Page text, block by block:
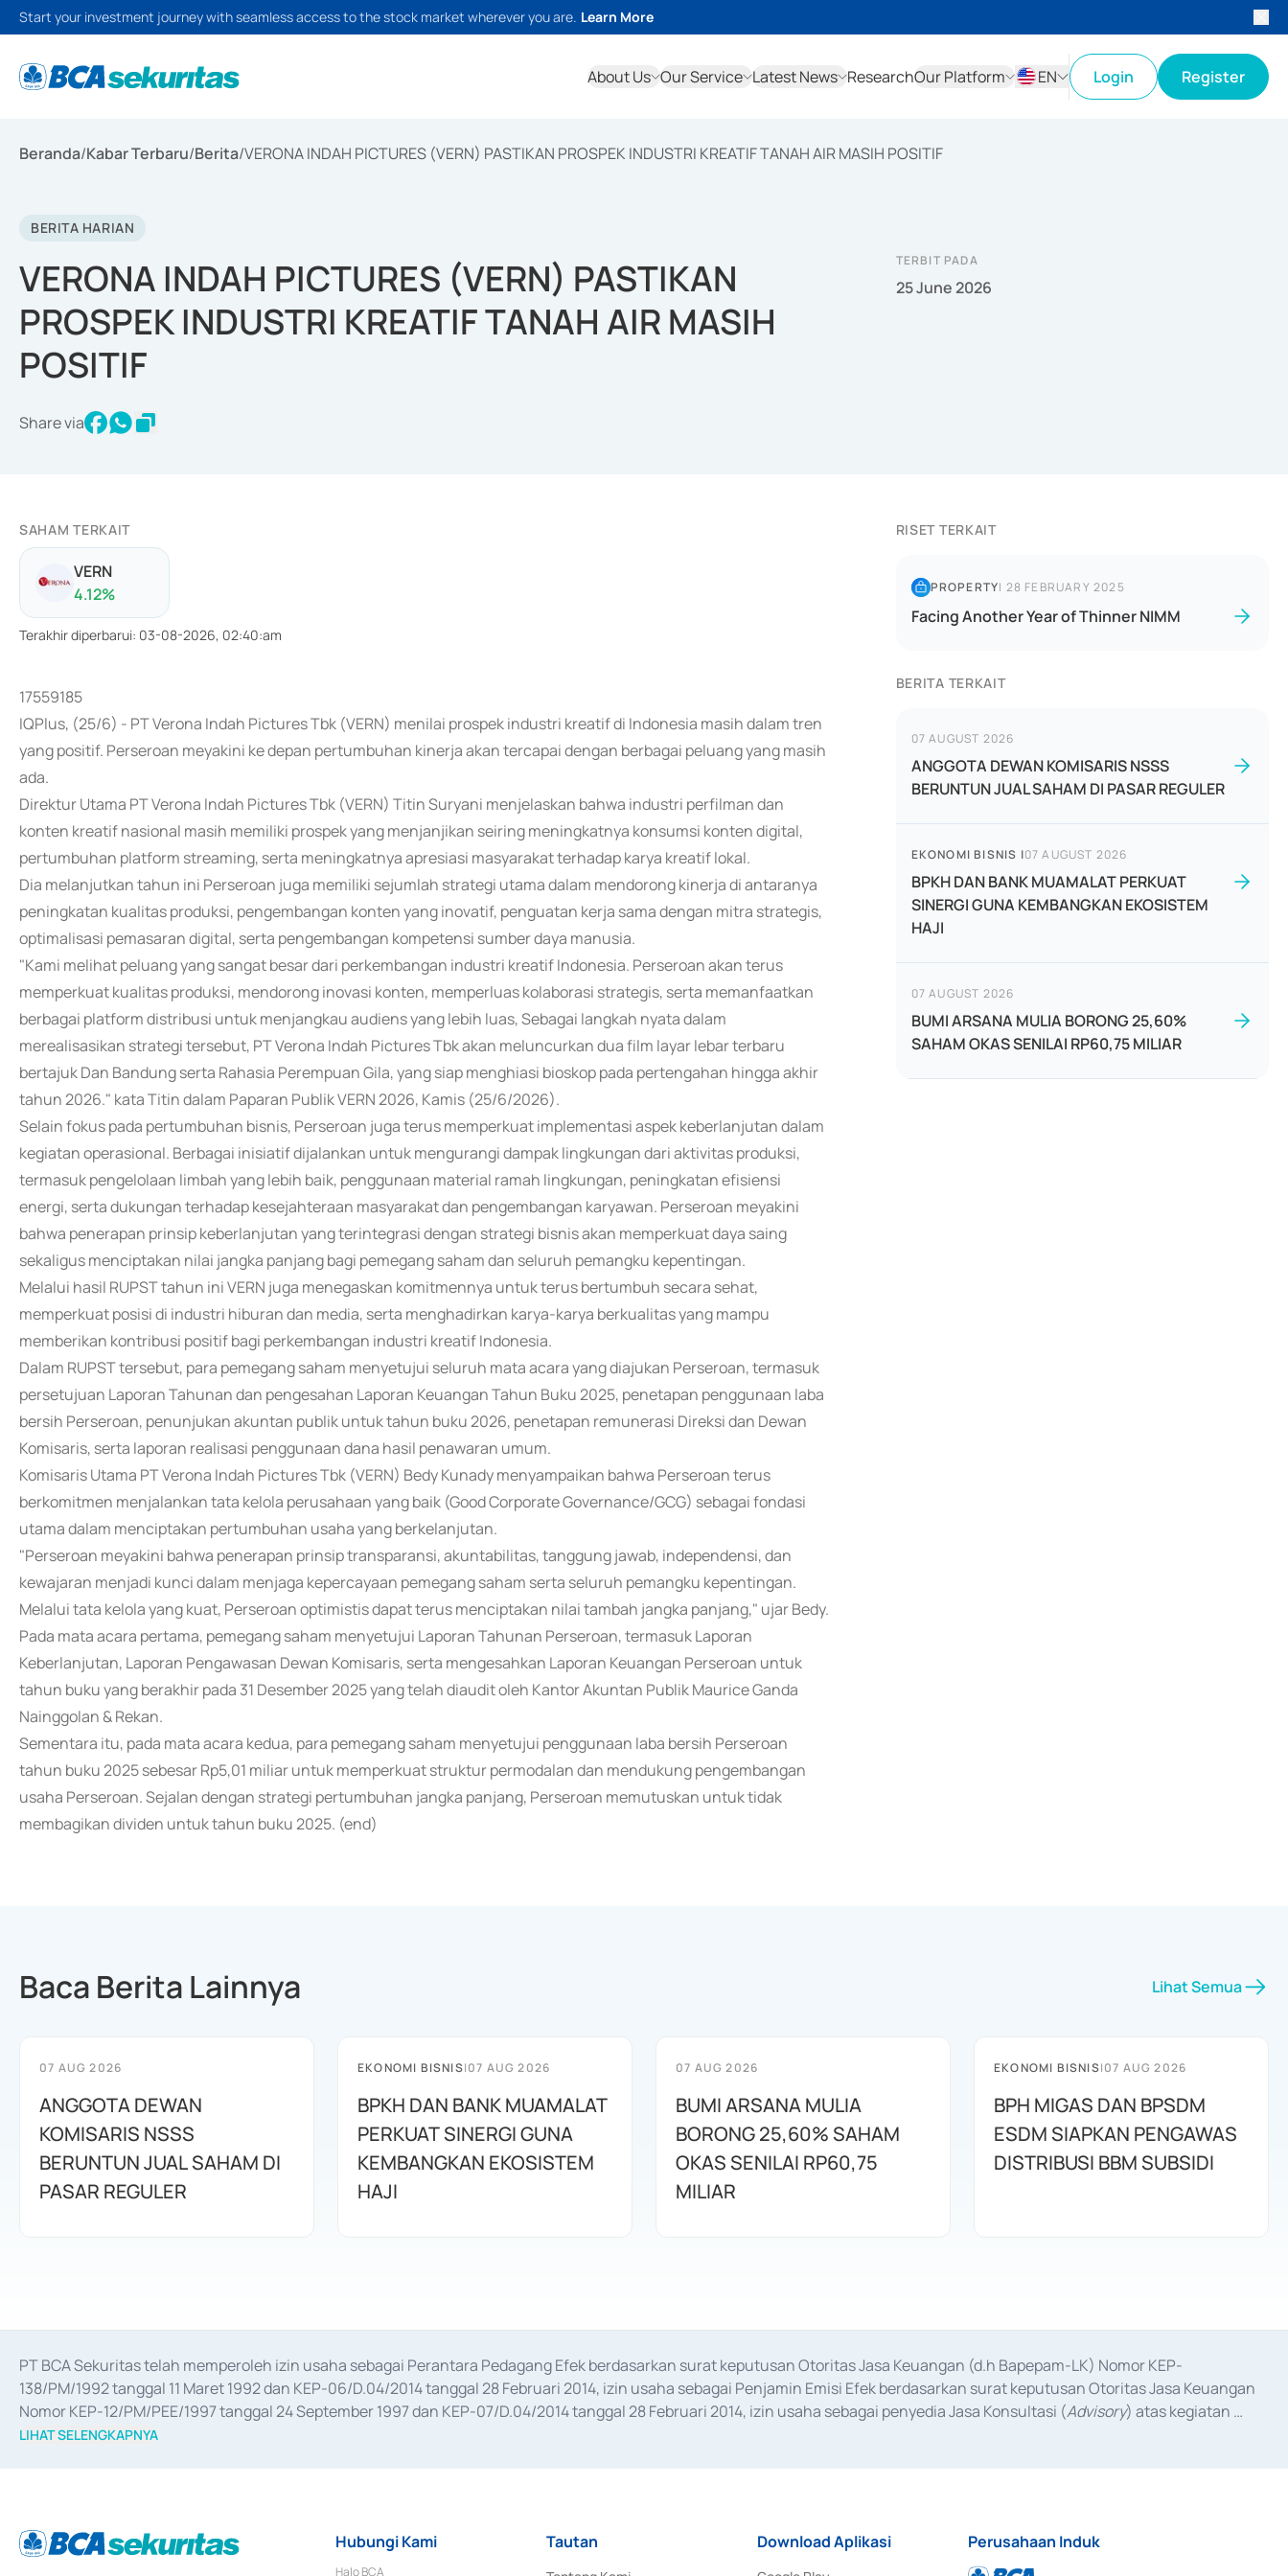
Start your investment journey with seamless access to the stock market wherever you are. Learn More
About Us Our Service Latest News ResearchOur Platform
EN
Login Register
Beranda/Kabar Terbaru/Berita/VERONA INDAH PICTURES (VERN) PASTIKAN PROSPEK INDUSTRI KREATIF TANAH AIR MASIH POSITIF
BERITA HARIAN
VERONA INDAH PICTURES (VERN) PASTIKAN
PROSPEK INDUSTRI KREATIF TANAH AIR MASIH
POSITIF
Share via
TERBIT PADA
25 June 2026
SAHAM TERKAIT
VERN
4.12%
Terakhir diperbarui: 03-08-2026, 02:40:am
17559185
IQPlus, (25/6) - PT Verona Indah Pictures Tbk (VERN) menilai prospek industri kreatif di Indonesia masih dalam tren
yang positif. Perseroan meyakini ke depan pertumbuhan kinerja akan tercapai dengan berbagai peluang yang masih
ada.
Direktur Utama PT Verona Indah Pictures Tbk (VERN) Titin Suryani menjelaskan bahwa industri perfilman dan
konten kreatif nasional masih memiliki prospek yang menjanjikan seiring meningkatnya konsumsi konten digital,
pertumbuhan platform streaming, serta meningkatnya apresiasi masyarakat terhadap karya kreatif lokal.
Dia melanjutkan tahun ini Perseroan juga memiliki sejumlah strategi utama dalam mendorong kinerja di antaranya
peningkatan kualitas produksi, pengembangan konten yang inovatif, penguatan kerja sama dengan mitra strategis,
optimalisasi pemasaran digital, serta pengembangan kompetensi sumber daya manusia.
"Kami melihat peluang yang sangat besar dari perkembangan industri kreatif Indonesia. Perseroan akan terus
memperkuat kualitas produksi, mendorong inovasi konten, memperluas kolaborasi strategis, serta memanfaatkan
berbagai platform distribusi untuk menjangkau audiens yang lebih luas, Sebagai langkah nyata dalam
merealisasikan strategi tersebut, PT Verona Indah Pictures Tbk akan meluncurkan dua film layar lebar terbaru
bertajuk Dan Bandung serta Rahasia Perempuan Gila, yang siap menghiasi bioskop pada pertengahan hingga akhir
tahun 2026." kata Titin dalam Paparan Publik VERN 2026, Kamis (25/6/2026).
Selain fokus pada pertumbuhan bisnis, Perseroan juga terus memperkuat implementasi aspek keberlanjutan dalam
kegiatan operasional. Berbagai inisiatif dijalankan untuk mengurangi dampak lingkungan dari aktivitas produksi,
termasuk pengelolaan limbah yang lebih baik, penggunaan material ramah lingkungan, peningkatan efisiensi
energi, serta dukungan terhadap kesejahteraan masyarakat dan pengembangan karyawan. Perseroan meyakini
bahwa penerapan prinsip keberlanjutan yang terintegrasi dengan strategi bisnis akan memperkuat daya saing
sekaligus menciptakan nilai jangka panjang bagi pemegang saham dan seluruh pemangku kepentingan.
Melalui hasil RUPST tahun ini VERN juga menegaskan komitmennya untuk terus bertumbuh secara sehat,
memperkuat posisi di industri hiburan dan media, serta menghadirkan karya-karya berkualitas yang mampu
memberikan kontribusi positif bagi perkembangan industri kreatif Indonesia.
Dalam RUPST tersebut, para pemegang saham menyetujui seluruh mata acara yang diajukan Perseroan, termasuk
persetujuan Laporan Tahunan dan pengesahan Laporan Keuangan Tahun Buku 2025, penetapan penggunaan laba
bersih Perseroan, penunjukan akuntan publik untuk tahun buku 2026, penetapan remunerasi Direksi dan Dewan
Komisaris, serta laporan realisasi penggunaan dana hasil penawaran umum.
Komisaris Utama PT Verona Indah Pictures Tbk (VERN) Bedy Kunady menyampaikan bahwa Perseroan terus
berkomitmen menjalankan tata kelola perusahaan yang baik (Good Corporate Governance/GCG) sebagai fondasi
utama dalam menciptakan pertumbuhan usaha yang berkelanjutan.
"Perseroan meyakini bahwa penerapan prinsip transparansi, akuntabilitas, tanggung jawab, independensi, dan
kewajaran menjadi kunci dalam menjaga kepercayaan pemegang saham serta seluruh pemangku kepentingan.
Melalui tata kelola yang kuat, Perseroan optimistis dapat terus menciptakan nilai tambah jangka panjang," ujar Bedy.
Pada mata acara pertama, pemegang saham menyetujui Laporan Tahunan Perseroan, termasuk Laporan
Keberlanjutan, Laporan Pengawasan Dewan Komisaris, serta mengesahkan Laporan Keuangan Perseroan untuk
tahun buku yang berakhir pada 31 Desember 2025 yang telah diaudit oleh Kantor Akuntan Publik Maurice Ganda
Nainggolan & Rekan.
Sementara itu, pada mata acara kedua, para pemegang saham menyetujui penggunaan laba bersih Perseroan
tahun buku 2025 sebesar Rp5,01 miliar untuk memperkuat struktur permodalan dan mendukung pengembangan
usaha Perseroan. Sejalan dengan strategi pertumbuhan jangka panjang, Perseroan memutuskan untuk tidak
membagikan dividen untuk tahun buku 2025. (end)
RISET TERKAIT
PROPERTY| 28 FEBRUARY 2025
Facing Another Year of Thinner NIMM
BERITA TERKAIT
07 AUGUST 2026
ANGGOTA DEWAN KOMISARIS NSSS
BERUNTUN JUAL SAHAM DI PASAR REGULER
EKONOMI BISNIS |07 AUGUST 2026
BPKH DAN BANK MUAMALAT PERKUAT
SINERGI GUNA KEMBANGKAN EKOSISTEM
HAJI
07 AUGUST 2026
BUMI ARSANA MULIA BORONG 25,60%
SAHAM OKAS SENILAI RP60,75 MILIAR
Baca Berita Lainnya Lihat Semua
07 AUG 2026
ANGGOTA DEWAN
KOMISARIS NSSS
BERUNTUN JUAL SAHAM DI
PASAR REGULER
EKONOMI BISNIS|07 AUG 2026
BPKH DAN BANK MUAMALAT
PERKUAT SINERGI GUNA
KEMBANGKAN EKOSISTEM
HAJI
07 AUG 2026
BUMI ARSANA MULIA
BORONG 25,60% SAHAM
OKAS SENILAI RP60,75
MILIAR
EKONOMI BISNIS|07 AUG 2026
BPH MIGAS DAN BPSDM
ESDM SIAPKAN PENGAWAS
DISTRIBUSI BBM SUBSIDI
PT BCA Sekuritas telah memperoleh izin usaha sebagai Perantara Pedagang Efek berdasarkan surat keputusan Otoritas Jasa Keuangan (d.h Bapepam-LK) Nomor KEP-
138/PM/1992 tanggal 11 Maret 1992 dan KEP-06/D.04/2014 tanggal 28 Februari 2014, izin usaha sebagai Penjamin Emisi Efek berdasarkan surat keputusan Otoritas Jasa Keuangan
Nomor KEP-12/PM/PEE/1997 tanggal 24 September 1997 dan KEP-07/D.04/2014 tanggal 28 Februari 2014, izin usaha sebagai penyedia Jasa Konsultasi (Advisory) atas kegiatan
merger, akuisisi, divestasi, dan
LIHAT SELENGKAPNYA
Hubungi Kami
Halo BCA
Tautan Download Aplikasi Perusahaan Induk